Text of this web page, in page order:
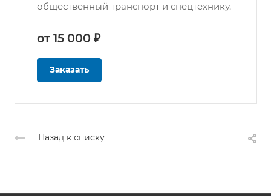
общественный транспорт и спецтехнику.
от 15 000 ₽
Заказать
Назад к списку